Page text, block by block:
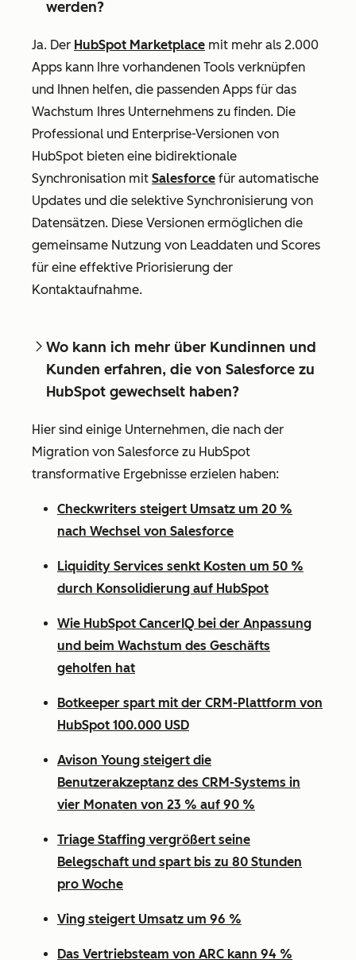
werden?
Ja. Der HubSpot Marketplace mit mehr als 2.000
Apps kann Ihre vorhandenen Tools verknüpfen
und Ihnen helfen, die passenden Apps für das
Wachstum Ihres Unternehmens zu finden. Die
Professional und Enterprise-Versionen von
HubSpot bieten eine bidirektionale
Synchronisation mit Salesforce für automatische
Updates und die selektive Synchronisierung von
Datensätzen. Diese Versionen ermöglichen die
gemeinsame Nutzung von Leaddaten und Scores
für eine effektive Priorisierung der
Kontaktaufnahme.
Wo kann ich mehr über Kundinnen und
Kunden erfahren, die von Salesforce zu
HubSpot gewechselt haben?
Hier sind einige Unternehmen, die nach der
Migration von Salesforce zu HubSpot
transformative Ergebnisse erzielen haben:
Checkwriters steigert Umsatz um 20 %
nach Wechsel von Salesforce
Liquidity Services senkt Kosten um 50 %
durch Konsolidierung auf HubSpot
Wie HubSpot CancerIQ bei der Anpassung
und beim Wachstum des Geschäfts
geholfen hat
Botkeeper spart mit der CRM-Plattform von
HubSpot 100.000 USD
Avison Young steigert die
Benutzerakzeptanz des CRM-Systems in
vier Monaten von 23 % auf 90 %
Triage Staffing vergrößert seine
Belegschaft und spart bis zu 80 Stunden
pro Woche
Ving steigert Umsatz um 96 %
Das Vertriebsteam von ARC kann 94 %